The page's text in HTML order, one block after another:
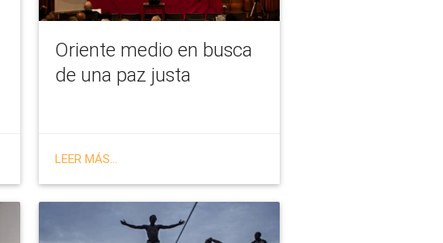
Oriente medio en busca
de una paz justa
LEER MÁS...